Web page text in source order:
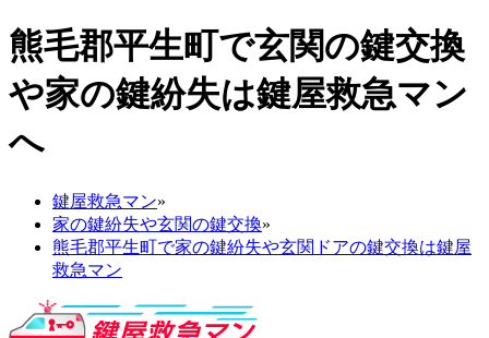
熊毛郡平生町で玄関の鍵交換
や家の鍵紛失は鍵屋救急マン
へ
鍵屋救急マン»
家の鍵紛失や玄関の鍵交換»
熊毛郡平生町で家の鍵紛失や玄関ドアの鍵交換は鍵屋
救急マン